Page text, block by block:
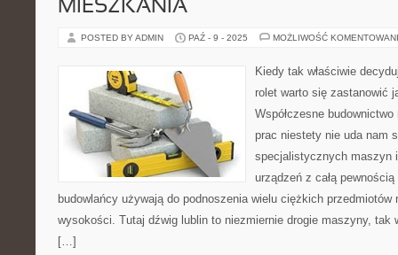
MIESZKANIA
POSTED BY ADMIN PAŹ - 9 - 2025 MOŻLIWOŚĆ
Kiedy tak właściwie
rolet warto się zastanowić
Współczesne
prac niestety nie uda nam
specjalistycznych maszyn
urządzeń z całą
budowlańcy używają do podnoszenia wielu ciężkich
wysokości. Tutaj dźwig lublin to niezmiernie drogie maszyny, tak
[…]